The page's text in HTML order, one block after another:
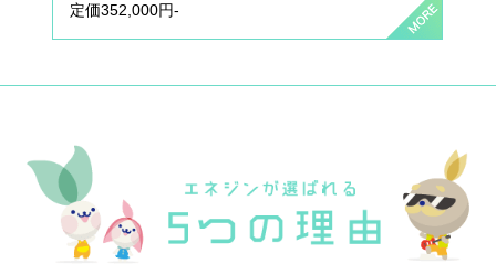
定価352,000円-